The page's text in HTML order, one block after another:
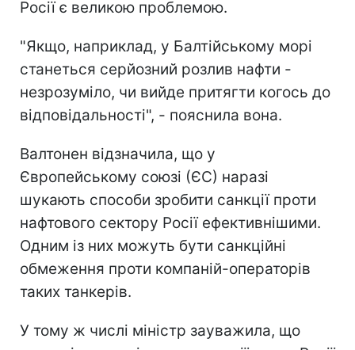
Росії є великою проблемою.
"Якщо, наприклад, у Балтійському морі
станеться серйозний розлив нафти -
незрозуміло, чи вийде притягти когось до
відповідальності", - пояснила вона.
Валтонен відзначила, що у
Європейському союзі (ЄС) наразі
шукають способи зробити санкції проти
нафтового сектору Росії ефективнішими.
Одним із них можуть бути санкційні
обмеження проти компаній-операторів
таких танкерів.
У тому ж числі міністр зауважила, що